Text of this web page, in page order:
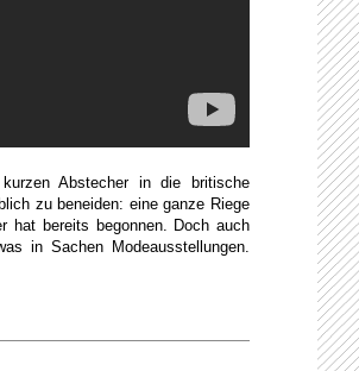
Abstecher in die britische
zu beneiden: eine ganze Riege
hat bereits begonnen. Doch auch
in Sachen Modeausstellungen.